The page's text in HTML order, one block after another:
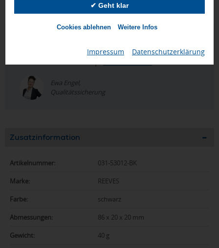
✔ Geht klar
Cookies ablehnen Weitere Infos
Impressum Datenschutzerklärung
die Veredelung per Lasergravur oder Tampondruck.
Nur Produkte, die unserenQualitätscheckbestehen,
Ewa Engel,
Qualitätssicherung
Zusatzinformation
Artikelnummer: 031-53012-BK
Marke: REEVES
Farbe: schwarz
Abmessungen: 86 x 20 x 20 mm
Gewicht: 40 g